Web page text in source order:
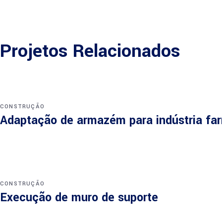
Projetos Relacionados
CONSTRUÇÃO
Adaptação de armazém para indústria
CONSTRUÇÃO
Execução de muro de suporte